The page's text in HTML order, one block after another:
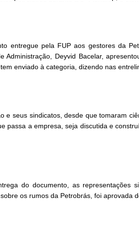
entregue pela FUP aos gestores da
Administração, Deyvid Bacelar,
enviado à categoria, dizendo nas
e seus sindicatos, desde que tomaram
passa a empresa, seja discutida e
do documento, as representações
os rumos da Petrobrás, foi aprovada